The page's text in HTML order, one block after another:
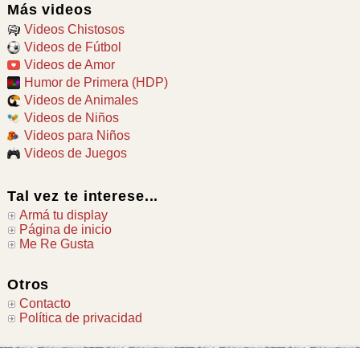
Más videos
Videos Chistosos
Videos de Fútbol
Videos de Amor
Humor de Primera (HDP)
Videos de Animales
Videos de Niños
Videos para Niños
Videos de Juegos
Tal vez te interese...
Armá tu display
Página de inicio
Me Re Gusta
Otros
Contacto
Política de privacidad